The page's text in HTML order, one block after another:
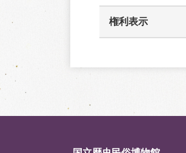
権利表示